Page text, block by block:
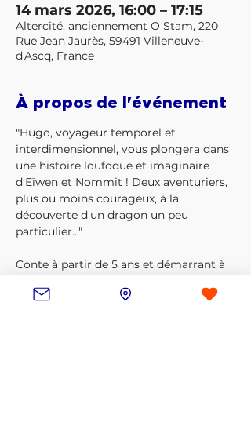
14 mars 2026, 16:00 – 17:15
Altercité, anciennement O Stam, 220
Rue Jean Jaurès, 59491 Villeneuve-
d'Ascq, France
À propos de l'événement
"Hugo, voyageur temporel et
interdimensionnel, vous plongera dans
une histoire loufoque et imaginaire
d'Eïwen et Nommit ! Deux aventuriers,
plus ou moins courageux, à la
découverte d'un dragon un peu
particulier..."
Conte à partir de 5 ans et démarrant à